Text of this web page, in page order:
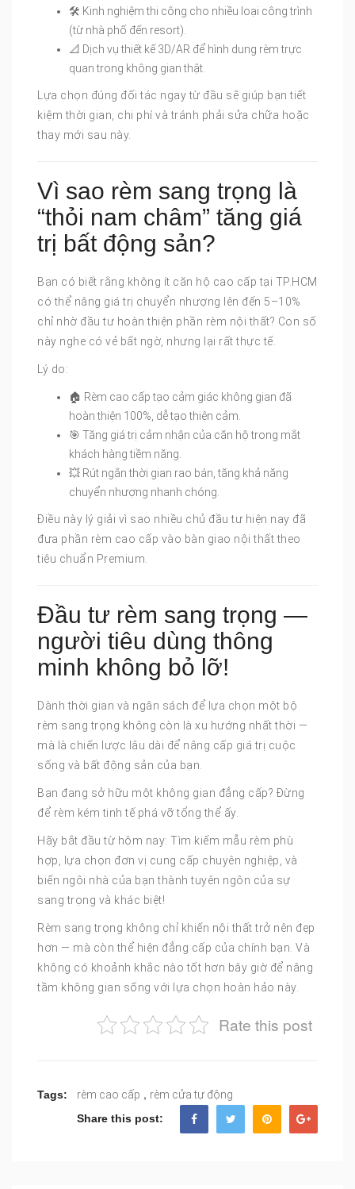
🛠️ Kinh nghiệm thi công cho nhiều loại công trình
(từ nhà phố đến resort).
📐 Dịch vụ thiết kế 3D/AR để hình dung rèm trực
quan trong không gian thật.
Lựa chọn đúng đối tác ngay từ đầu sẽ giúp bạn tiết
kiệm thời gian, chi phí và tránh phải sửa chữa hoặc
thay mới sau này.
Vì sao rèm sang trọng là
“thỏi nam châm” tăng giá
trị bất động sản?
Bạn có biết rằng không ít căn hộ cao cấp tại TP.HCM
có thể nâng giá trị chuyển nhượng lên đến 5–10%
chỉ nhờ đầu tư hoàn thiện phần rèm nội thất? Con số
này nghe có vẻ bất ngờ, nhưng lại rất thực tế.
Lý do:
🏠 Rèm cao cấp tạo cảm giác không gian đã
hoàn thiện 100%, dễ tạo thiện cảm.
🎯 Tăng giá trị cảm nhận của căn hộ trong mắt
khách hàng tiềm năng.
💥 Rút ngắn thời gian rao bán, tăng khả năng
chuyển nhượng nhanh chóng.
Điều này lý giải vì sao nhiều chủ đầu tư hiện nay đã
đưa phần rèm cao cấp vào bàn giao nội thất theo
tiêu chuẩn Premium.
Đầu tư rèm sang trọng —
người tiêu dùng thông
minh không bỏ lỡ!
Dành thời gian và ngân sách để lựa chọn một bộ
rèm sang trọng không còn là xu hướng nhất thời —
mà là chiến lược lâu dài để nâng cấp giá trị cuộc
sống và bất động sản của bạn.
Bạn đang sở hữu một không gian đẳng cấp? Đừng
để rèm kém tinh tế phá vỡ tổng thể ấy.
Hãy bắt đầu từ hôm nay: Tìm kiếm mẫu rèm phù
hợp, lựa chọn đơn vị cung cấp chuyên nghiệp, và
biến ngôi nhà của bạn thành tuyên ngôn của sự
sang trọng và khác biệt!
Rèm sang trọng không chỉ khiến nội thất trở nên đẹp
hơn — mà còn thể hiện đẳng cấp của chính bạn. Và
không có khoảnh khắc nào tốt hơn bây giờ để nâng
tầm không gian sống với lựa chọn hoàn hảo này.
Rate this post
Tags: rèm cao cấp , rèm cửa tự động
Share this post: